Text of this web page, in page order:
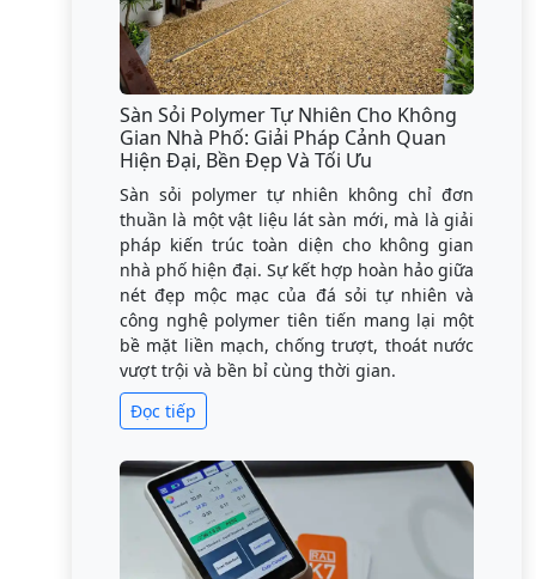
Sàn Sỏi Polymer Tự Nhiên Cho Không
Gian Nhà Phố: Giải Pháp Cảnh Quan
Hiện Đại, Bền Đẹp Và Tối Ưu
Sàn sỏi polymer tự nhiên không chỉ đơn
thuần là một vật liệu lát sàn mới, mà là giải
pháp kiến trúc toàn diện cho không gian
nhà phố hiện đại. Sự kết hợp hoàn hảo giữa
nét đẹp mộc mạc của đá sỏi tự nhiên và
công nghệ polymer tiên tiến mang lại một
bề mặt liền mạch, chống trượt, thoát nước
vượt trội và bền bỉ cùng thời gian.
Đọc tiếp